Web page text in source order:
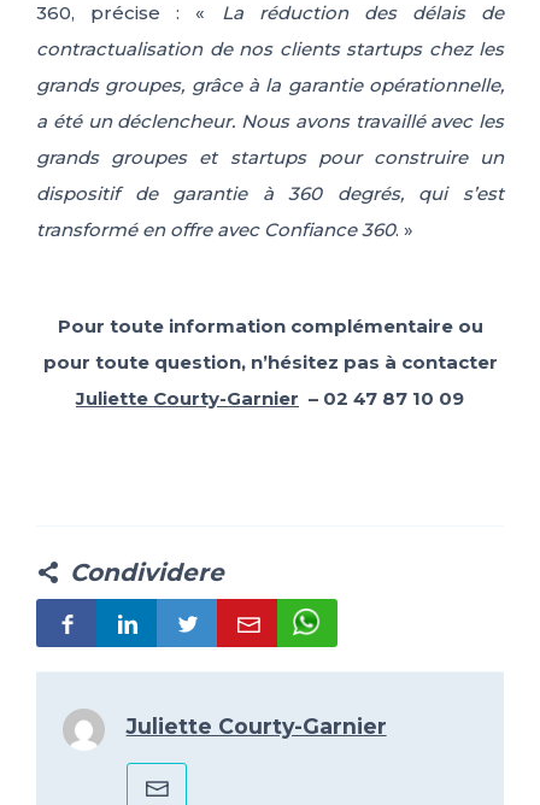
360, précise : « La réduction des délais de
contractualisation de nos clients startups chez les
grands groupes, grâce à la garantie opérationnelle,
a été un déclencheur. Nous avons travaillé avec les
grands groupes et startups pour construire un
dispositif de garantie à 360 degrés, qui s’est
transformé en offre avec Confiance 360. »
Pour toute information complémentaire ou
pour toute question, n’hésitez pas à contacter
Juliette Courty-Garnier – 02 47 87 10 09
Condividere
Juliette Courty-Garnier